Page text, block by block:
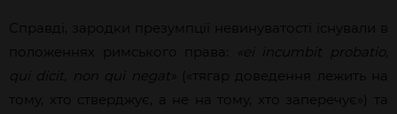
Справді, зародки презумпції невинуватості існували в
положеннях римського права:
«ei incumbit probatio,
qui dicit, non qui negat»
(«тягар доведення лежить на
тому, хто стверджує, а не на тому, хто заперечує») та